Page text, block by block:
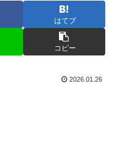
はてブ
コピー
2026.01.26